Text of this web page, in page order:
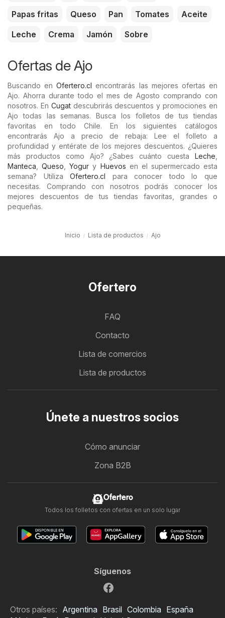
Papas fritas
Queso Pan Tomates
Aceite
Leche
Crema Jamón Sobre
Ofertas de Ajo
Buscando enOfertero.cl encontrarás las mejores ofertas en
Ajo. Ahorra durante todo el mes de Agosto comprando con
nosotros. En Cugatdescubrirás descuentos y promociones en
Ajo todas las semanas. Busca los folletos de tus tiendas
favoritas en todo Chile. En los siguientes catálogos
encontrarás Ajo a precio de rebaja: Lee el folleto a
profundidad y entérate de los mejores descuentos. ¿Quieres
más productos como Ajo? ¿Sabes cuánto cuesta Leche
Manteca ,Queso ,Yogur y Huevos en el supermercado esta
semana? UtilizaOfertero.cl para conocer todo lo que
necesitas. Comprando con nosotros podrás conocer los
mejores descuentos de tus tiendas favoritas, grandes o
pequeñas.
Inicio Lista de productos Ajo
Ofertero
FAQ
Contacto
Lista de comercios
Lista de productos
Únete a nuestros socios
Cómo anunciar
Zona B2B
Ofertero
Todos los folletos con ofertas en un solo lugar
Síguenos
Otros países: Argentina Brasil Colombia España